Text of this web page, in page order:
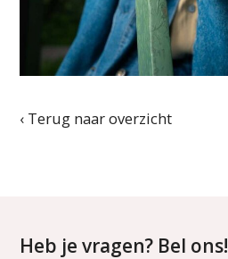
‹ Terug naar overzicht
Heb je vragen? Bel ons!